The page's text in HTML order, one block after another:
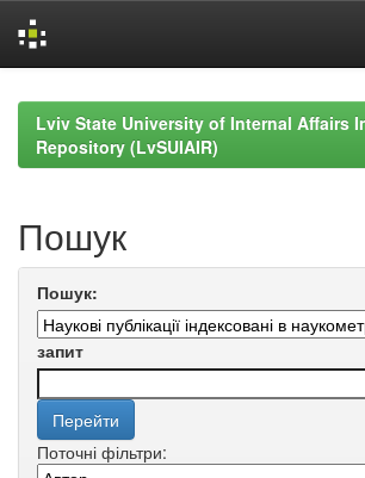
navigationLviv State University of Internal Affairs
Repository (LvSUIAIR)
Пошук
Пошук:
запит
Поточні фільтри: